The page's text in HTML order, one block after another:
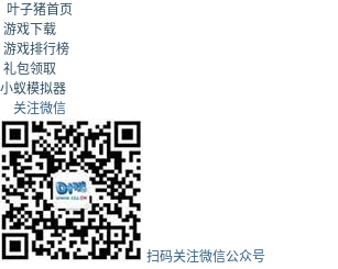
叶子猪首页
游戏下载
游戏排行榜
礼包领取
小蚁模拟器
关注微信
扫码关注微信公众号